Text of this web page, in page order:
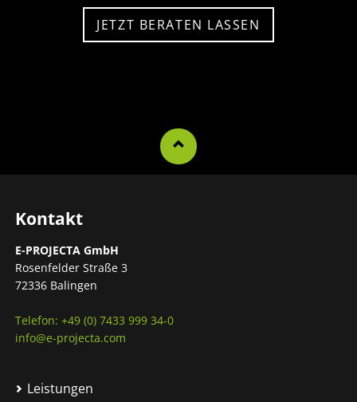
JETZT BERATEN LASSEN
Kontakt
E-PROJECTA GmbH
Rosenfelder Straße 3
72336 Balingen
Telefon: +49 (0) 7433 999 34-0
info@e-projecta.com
Leistungen